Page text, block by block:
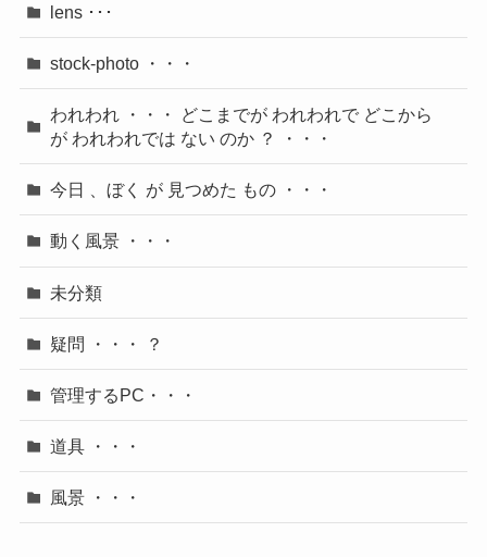
lens ･･･
stock-photo ・・・
われわれ ・・・ どこまでが われわれで どこから
が われわれでは ない のか ？ ・・・
今日 、ぼく が 見つめた もの ・・・
動く風景 ・・・
未分類
疑問 ・・・ ？
管理するPC・・・
道具 ・・・
風景 ・・・